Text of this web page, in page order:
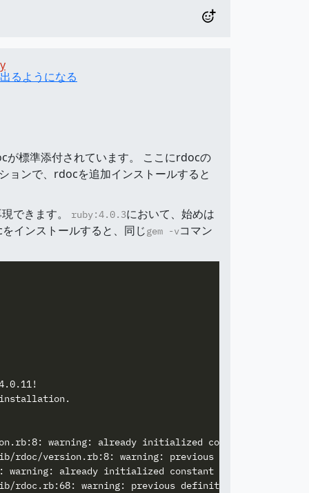
るようになる
標準添付されています。 ここにrdocの
ョンで、rdocを追加インストールすると
できます。
ruby:4.0.3において、始めは
インストールすると、同じgem -vコマン
installation.
warning: already initialized constant
version.rb:8: warning: previous definition of
already initialized constant
rdoc.rb:68: warning: previous definition of